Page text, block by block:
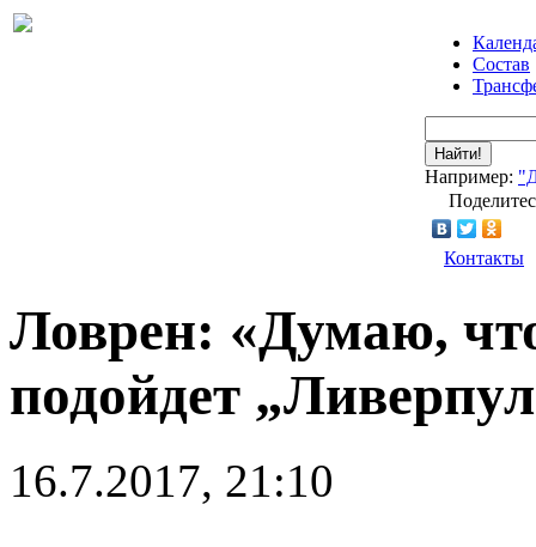
Состав
Найти!
Например:
Контакты
Ловрен: «Думаю,
подойдет
16.7.2017, 21:10